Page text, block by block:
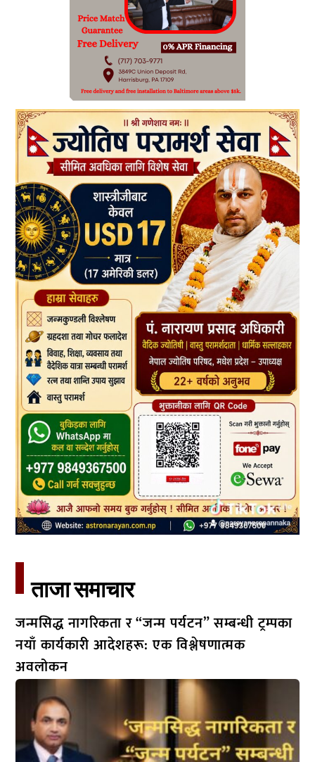
ताजा समाचार​
जन्मसिद्ध नागरिकता र “जन्म पर्यटन” सम्बन्धी ट्रम्पका
नयाँ कार्यकारी आदेशहरू: एक विश्लेषणात्मक
अवलोकन